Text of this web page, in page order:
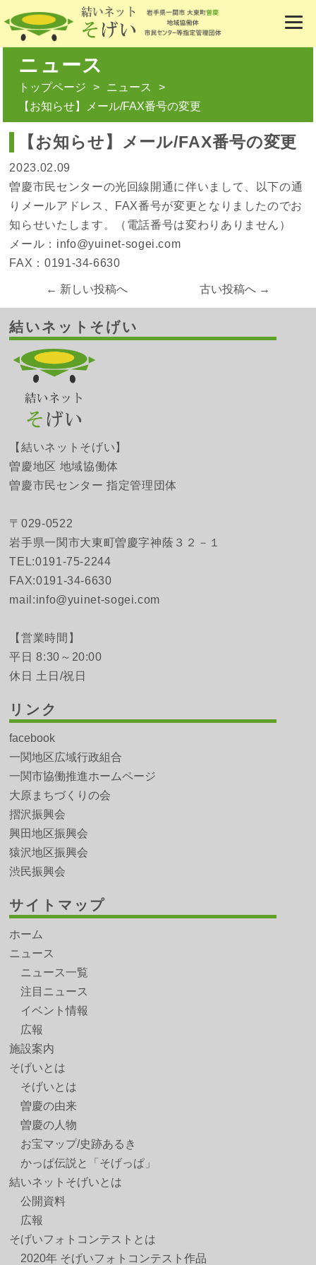
ニュース
トップページ
ニュース
【お知らせ】メール/FAX番号の変更
【お知らせ】メール/FAX番号の変更
2023.02.09
曽慶市民センターの光回線開通に伴いまして、以下の通
りメールアドレス、FAX番号が変更となりましたのでお
知らせいたします。（電話番号は変わりありません）
メール：info@yuinet-sogei.com
FAX：0191-34-6630
← 新しい投稿へ 古い投稿へ →
結いネットそげい
【結いネットそげい】
曽慶地区 地域協働体
曽慶市民センター 指定管理団体
〒029-0522
岩手県一関市大東町曽慶字神蔭３２－１
TEL:0191-75-2244
FAX:0191-34-6630
mail:info@yuinet-sogei.com
【営業時間】
平日 8:30～20:00
休日 土日/祝日
リンク
facebook
一関地区広域行政組合
一関市協働推進ホームページ
大原まちづくりの会
摺沢振興会
興田地区振興会
猿沢地区振興会
渋民振興会
サイトマップ
ホーム
ニュース
ニュース一覧
注目ニュース
イベント情報
広報
施設案内
そげいとは
そげいとは
曽慶の由来
曽慶の人物
お宝マップ/史跡あるき
かっぱ伝説と「そげっぱ」
結いネットそげいとは
公開資料
広報
そげいフォトコンテストとは
2020年 そげいフォトコンテスト作品